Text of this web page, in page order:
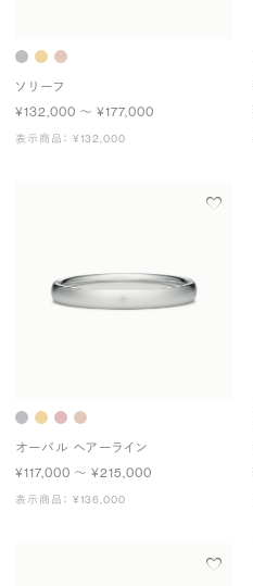
ソリーフ
¥132,000 〜 ¥177,000
表示商品： ¥132,000
オーバル ヘアーライン
¥117,000 〜 ¥215,000
表示商品： ¥136,000